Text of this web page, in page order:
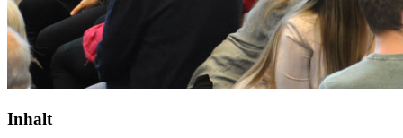
Inhalt